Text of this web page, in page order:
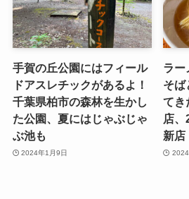
手賀の丘公園にはフィール
ドアスレチックがあるよ！
千葉県柏市の森林を生かし
た公園、夏にはじゃぶじゃ
ぶ池も
2024年1月9日
ラー
そば
てき
店
新店